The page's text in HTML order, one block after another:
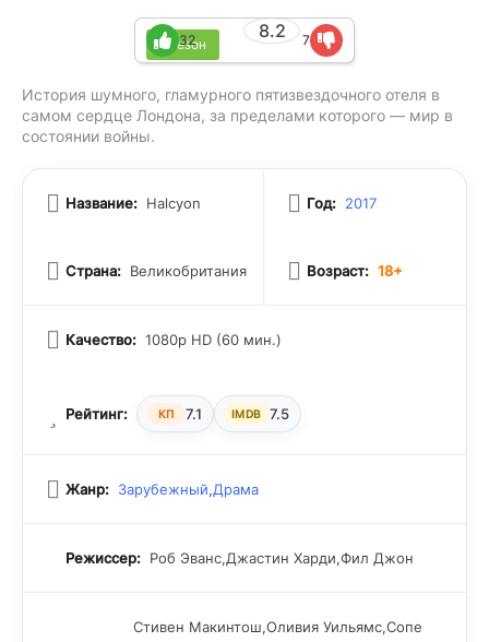
1 сезон
8.2
32 7
История шумного, гламурного пятизвездочного отеля в
самом сердце Лондона, за пределами которого — мир в
состоянии войны.
Название: Halcyon
Страна: Великобритания
Год: 2017
Возраст: 18+
Качество: 1080p HD (60 мин.)
Рейтинг: КП 7.1 IMDB 7.5
Жанр: Зарубежный,Драма
Режиссер: Роб Эванс,Джастин Харди,Фил Джон
Стивен Макинтош,Оливия Уильямс,Сопе